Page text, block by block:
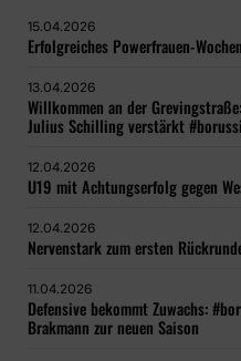
15.04.2026
Erfolgreiches Powerfrauen-
13.04.2026
Willkommen an der
Julius Schilling verstärkt
12.04.2026
U19 mit Achtungserfolg gegen
12.04.2026
Nervenstark zum ersten
11.04.2026
Defensive bekommt Zuwachs:
Brakmann zur neuen Saison